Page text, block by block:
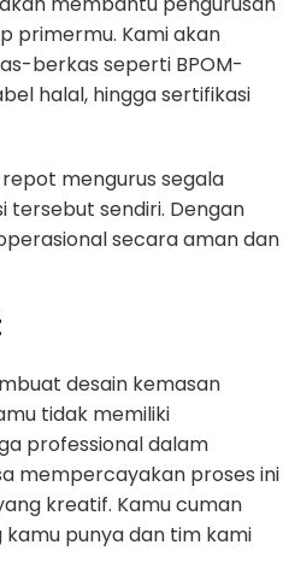
primermu. Kami akan
berkas seperti BPOM-
halal, hingga sertifikasi
mengurus segala
tersebut sendiri. Dengan
secara aman dan
desain kemasan
tidak memiliki
professional dalam
mempercayakan proses ini
kreatif. Kamu cuman
punya dan tim kami